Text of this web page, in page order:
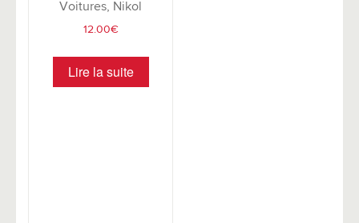
Voitures, Nikol
12.00€
Lire la suite